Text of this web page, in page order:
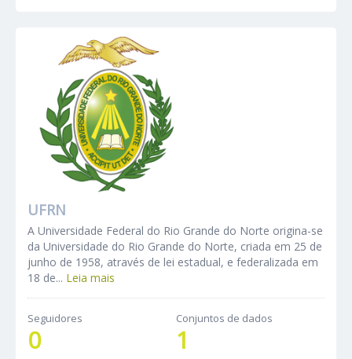
UFRN
A Universidade Federal do Rio Grande do Norte origina-se
da Universidade do Rio Grande do Norte, criada em 25 de
junho de 1958, através de lei estadual, e federalizada em
18 de... Leia mais
Seguidores
0
Conjuntos de dados
1